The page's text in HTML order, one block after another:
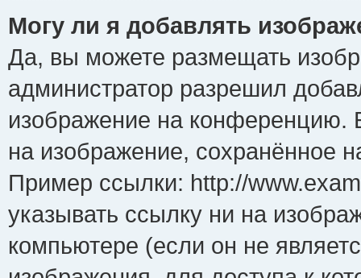
Могу ли я добавлять
Да, вы можете размещать
администратор разрешил
изображение на конференцию.
на изображение, сохранённое
Пример ссылки: http://
указывать ссылку ни на
компьютере (если он не